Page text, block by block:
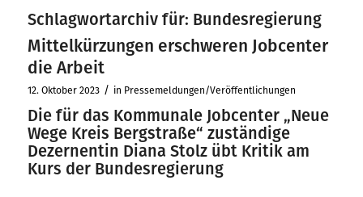
Schlagwortarchiv für: Bundesregierung
Mittelkürzungen erschweren Jobcenter
die Arbeit
12. Oktober 2023 / in Pressemeldungen/Veröffentlichungen
Die für das Kommunale Jobcenter „Neue
Wege Kreis Bergstraße“ zuständige
Dezernentin Diana Stolz übt Kritik am
Kurs der Bundesregierung